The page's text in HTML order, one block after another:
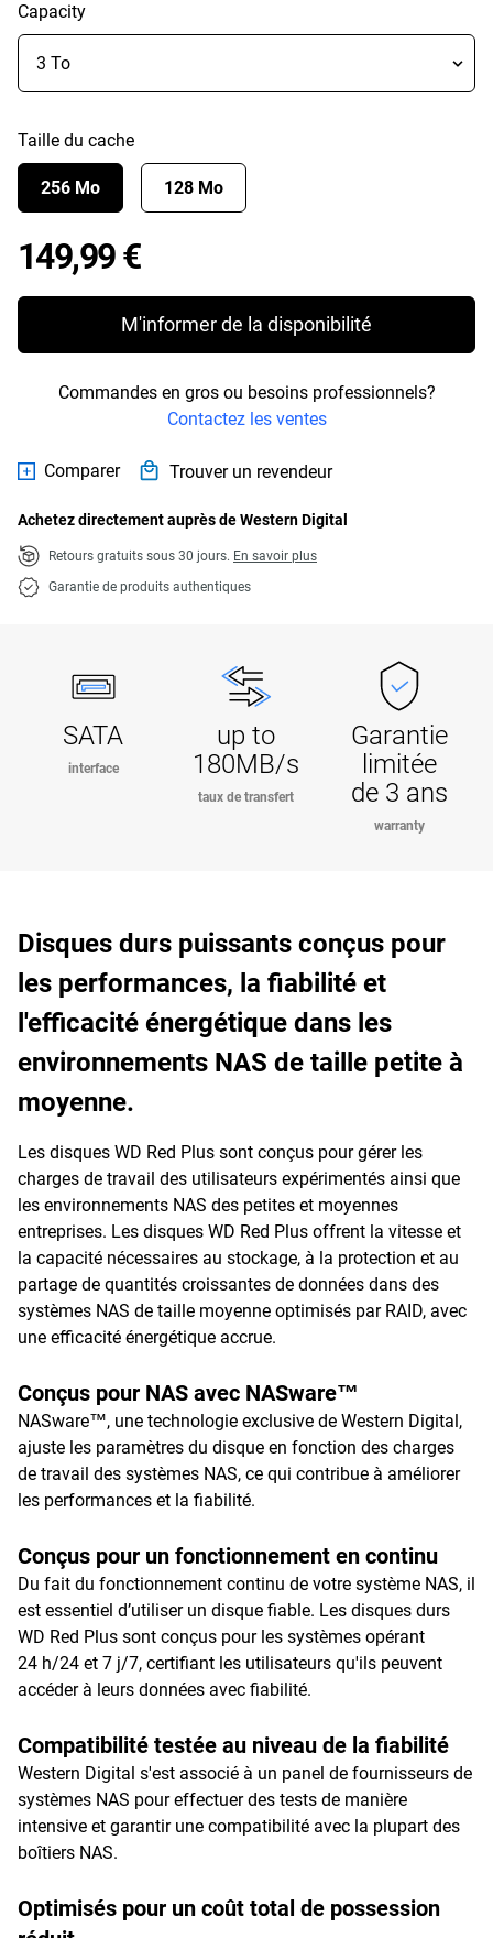
Capacity
Taille du cache
256 Mo 128 Mo
149,99 €Price 149,99 €
M'informer de la disponibilité
Commandes en gros ou besoins professionnels?
Contactez les ventes
Comparer Trouver un revendeur
Achetez directement auprès de Western Digital
Retours gratuits sous 30 jours. En savoir plus
Garantie de produits authentiques
SATA
interface
up to
180MB/s
taux de transfert
Garantie
limitée
de 3 ans
warranty
Disques durs puissants conçus pour
les performances, la fiabilité et
l'efficacité énergétique dans les
environnements NAS de taille petite à
moyenne.
Les disques WD Red Plus sont conçus pour gérer les
charges de travail des utilisateurs expérimentés ainsi que
les environnements NAS des petites et moyennes
entreprises. Les disques WD Red Plus offrent la vitesse et
la capacité nécessaires au stockage, à la protection et au
partage de quantités croissantes de données dans des
systèmes NAS de taille moyenne optimisés par RAID, avec
une efficacité énergétique accrue.
Conçus pour NAS avec NASware™
NASware™, une technologie exclusive de Western Digital,
ajuste les paramètres du disque en fonction des charges
de travail des systèmes NAS, ce qui contribue à améliorer
les performances et la fiabilité.
Conçus pour un fonctionnement en continu
Du fait du fonctionnement continu de votre système NAS, il
est essentiel d’utiliser un disque fiable. Les disques durs
WD Red Plus sont conçus pour les systèmes opérant
24 h/24 et 7 j/7, certifiant les utilisateurs qu'ils peuvent
accéder à leurs données avec fiabilité.
Compatibilité testée au niveau de la fiabilité
Western Digital s'est associé à un panel de fournisseurs de
systèmes NAS pour effectuer des tests de manière
intensive et garantir une compatibilité avec la plupart des
boîtiers NAS.
Optimisés pour un coût total de possession